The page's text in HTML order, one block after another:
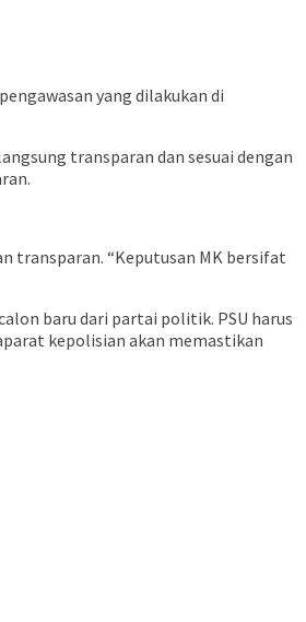
yang dilakukan di
transparan dan sesuai dengan
transparan. “Keputusan MK bersifat
baru dari partai politik. PSU harus
kepolisian akan memastikan